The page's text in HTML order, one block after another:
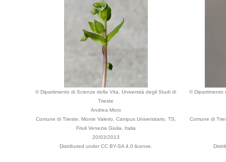
© Dipartimento di Scienze della Vita, Università degli Studi di
Trieste
Andrea Moro
Comune di Trieste, Monte Valerio, Campus Universitario, TS,
Friuli Venezia Giulia, Italia
20/03/2013
Distributed under CC BY-SA 4.0 license.
© Dipartimento
Comune di